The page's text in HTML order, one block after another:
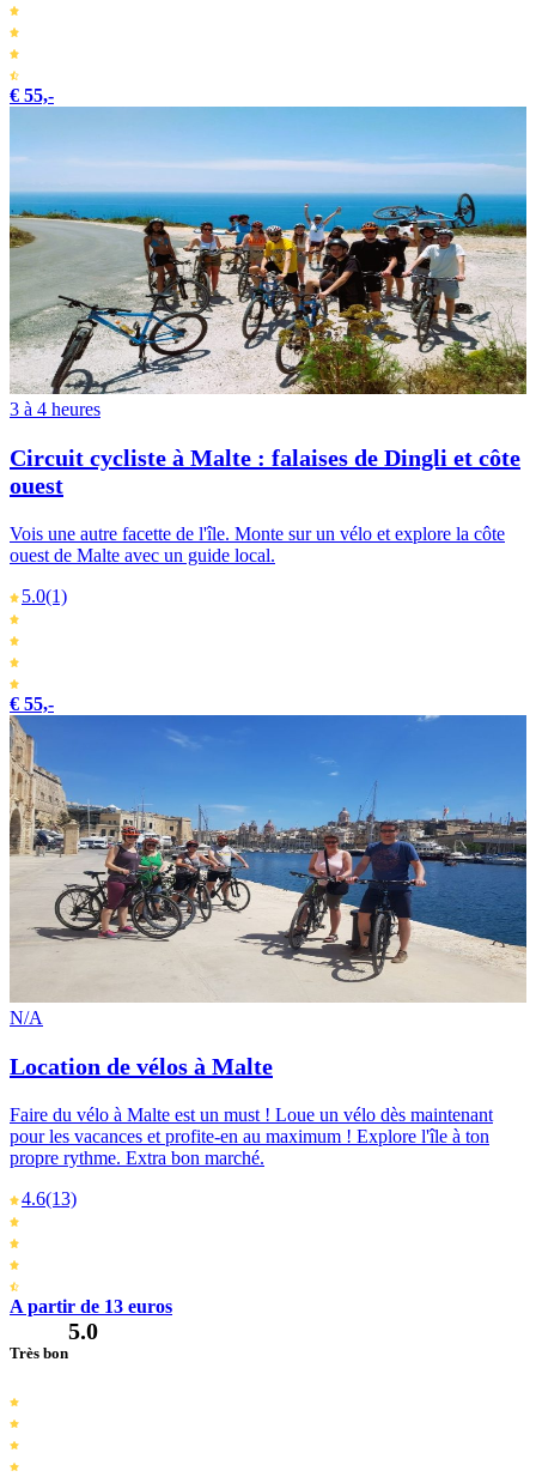
€ 55,-
3 à 4 heures
Circuit cycliste à Malte : falaises de Dingli et côte
ouest
Vois une autre facette de l'île. Monte sur un vélo et explore la côte
ouest de Malte avec un guide local.
5.0(1)
€ 55,-
N/A
Location de vélos à Malte
Faire du vélo à Malte est un must ! Loue un vélo dès maintenant
pour les vacances et profite-en au maximum ! Explore l'île à ton
propre rythme. Extra bon marché.
4.6(13)
A partir de 13 euros
Très bon
5.0